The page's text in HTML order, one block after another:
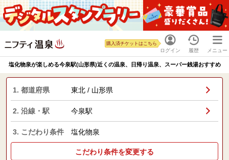
ログイン
購入済チケットはこちら
履歴 メニュー
塩化物泉が楽しめる今泉駅(山形県)近くの温泉、日帰り温泉、スーパー銭湯おすすめ
1. 都道府県 東北 / 山形県
2. 沿線・駅 今泉駅
3. こだわり条件 塩化物泉
こだわり条件を変更する